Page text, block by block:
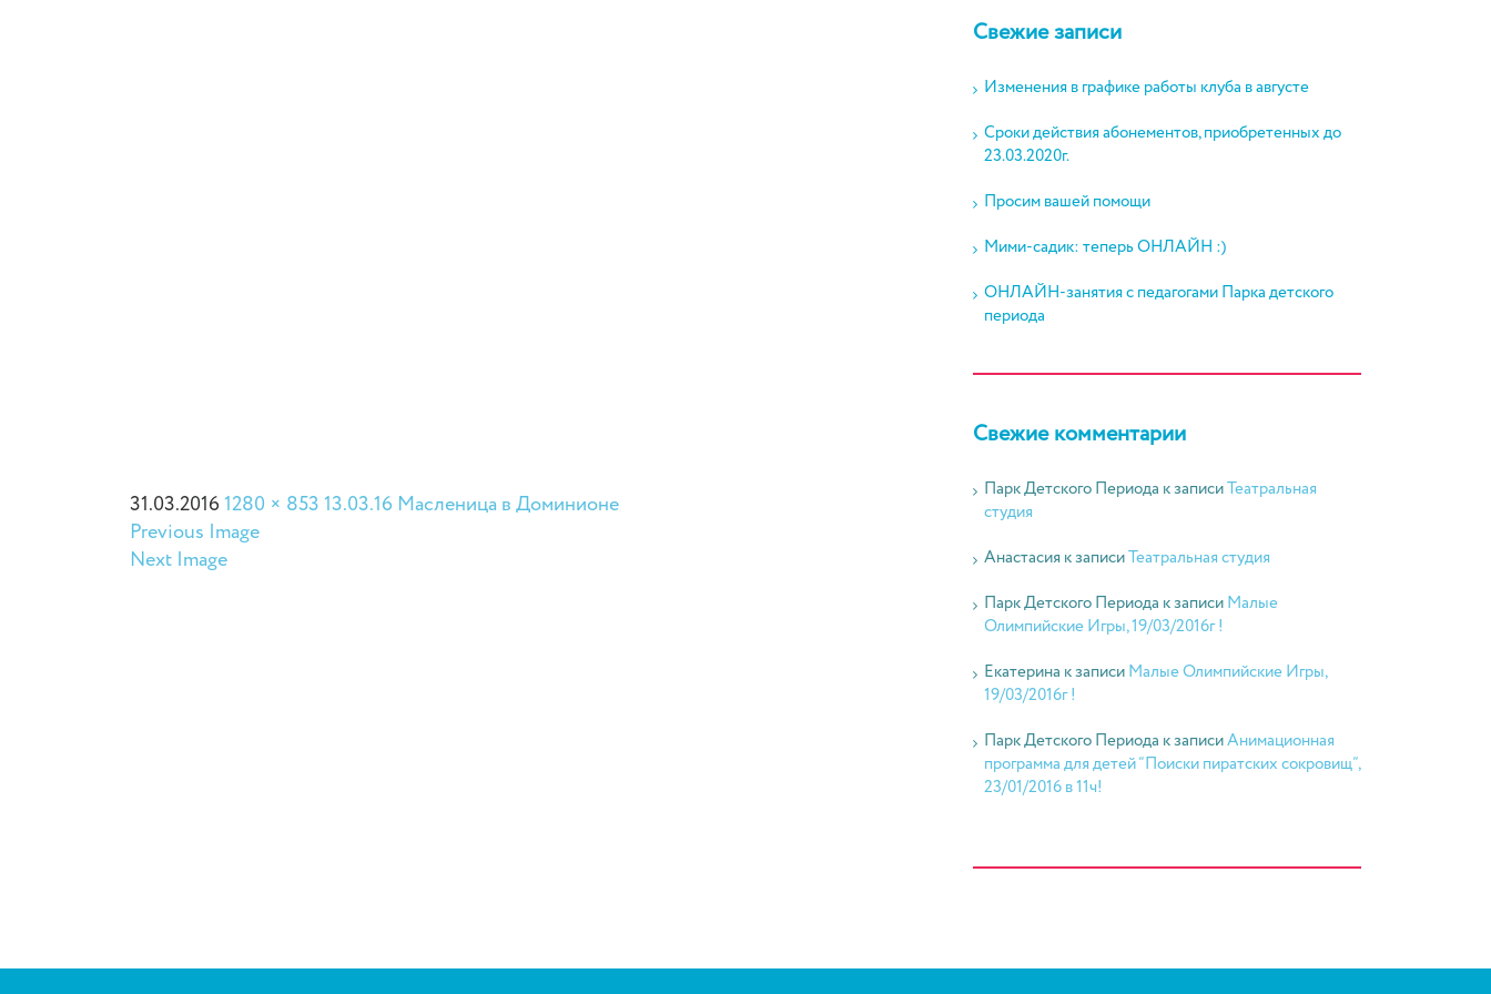
31.03.20161280 × 85313.03.16 Масленица в Доминионе
Previous Image
Next Image
Свежие записи
Изменения в графике работы клуба в августе
Сроки действия абонементов, приобретенных до
23.03.2020г.
Просим вашей помощи
Мими-садик: теперь ОНЛАЙН :)
ОНЛАЙН-занятия с педагогами Парка детского
периода
Свежие комментарии
Парк Детского Периода к записиТеатральная
студия
Анастасияк записиТеатральная студия
Парк Детского Периода к записиМалые
Олимпийские Игры, 19/03/2016г !
Екатерина к записиМалые Олимпийские Игры,
19/03/2016г !
Парк Детского Периода к записиАнимационная
программа для детей “Поиски пиратских сокровищ”,
23/01/2016 в 11ч!